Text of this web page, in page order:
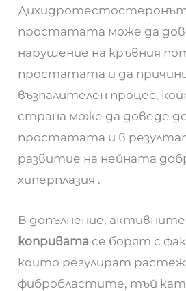
простатата може да
нарушение на кръвния
простатата и да
възпалителен процес,
страна може да доведе
простатата и в
развитие на нейната
хиперплазия .
В допълнение,
копривата се борят с
които регулират
фибробластите, тъй